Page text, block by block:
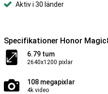
Aktiv i 30 länder
Specifikationer Honor
6.79 tum
2640x1200 pixlar
108 megapixlar
4k video